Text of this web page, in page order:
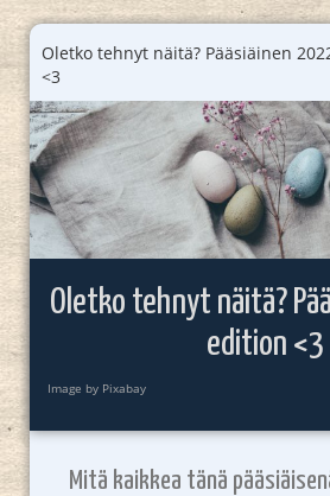
Oletko tehnyt näitä? Pääsiäinen
<3
Oletko tehnyt näitä?
edition <3
Image by Pixabay
Mitä kaikkea tänä